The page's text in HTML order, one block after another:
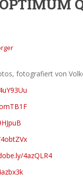
fotografiert von
4azQLR4